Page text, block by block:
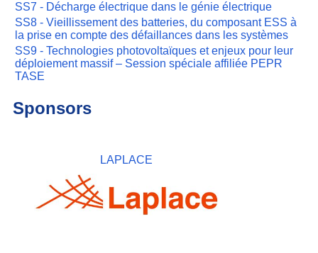
SS7 - Décharge électrique dans le génie électrique
SS8 - Vieillissement des batteries, du composant ESS à
la prise en compte des défaillances dans les systèmes
SS9 - Technologies photovoltaïques et enjeux pour leur
déploiement massif – Session spéciale affiliée PEPR
TASE
Sponsors
LAPLACE